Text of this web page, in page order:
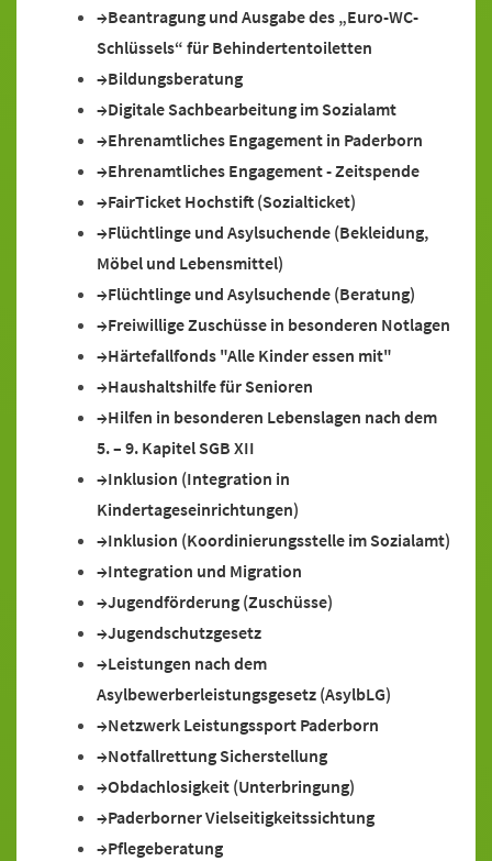
Beantragung und Ausgabe des „Euro-WC-
Schlüssels“ für Behindertentoiletten
Bildungsberatung
Digitale Sachbearbeitung im Sozialamt
Ehrenamtliches Engagement in Paderborn
Ehrenamtliches Engagement - Zeitspende
FairTicket Hochstift (Sozialticket)
Flüchtlinge und Asylsuchende (Bekleidung,
Möbel und Lebensmittel)
Flüchtlinge und Asylsuchende (Beratung)
Freiwillige Zuschüsse in besonderen Notlagen
Härtefallfonds "Alle Kinder essen mit"
Haushaltshilfe für Senioren
Hilfen in besonderen Lebenslagen nach dem
5. – 9. Kapitel SGB XII
Inklusion (Integration in
Kindertageseinrichtungen)
Inklusion (Koordinierungsstelle im Sozialamt)
Integration und Migration
Jugendförderung (Zuschüsse)
Jugendschutzgesetz
Leistungen nach dem
Asylbewerberleistungsgesetz (AsylbLG)
Netzwerk Leistungssport Paderborn
Notfallrettung Sicherstellung
Obdachlosigkeit (Unterbringung)
Paderborner Vielseitigkeitssichtung
Pflegeberatung